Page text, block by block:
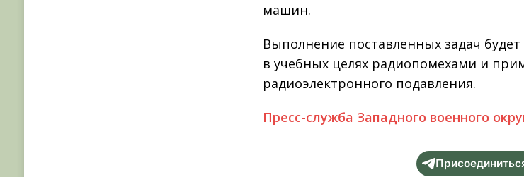
машин.
Выполнение поставленных задач
в учебных целях радиопомехами и
радиоэлектронного подавления.
Пресс-служба Западного военного